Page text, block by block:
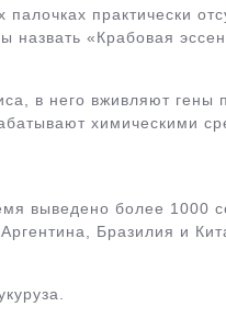
практически
назвать «Крабовая
в него вживляют гены
химическими
выведено более 1000
Бразилия и